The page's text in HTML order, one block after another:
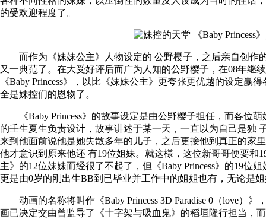
的受欢迎程度了。
而作为《妹妹公主》人物设定的 公野樱子，之后亲自创作
又一典范了。在大受好评后而广为人知的公野樱子，在08年继
《Baby Princess》，以比《妹妹公主》更夸张更优越的设定赢
全是妹控们的恩物了。
《Baby Princess》的故事设定是由公野樱子担任，而各位萌
的壬生夏生负责设计，故事讲述于某一天，一直以为自己是独
来到他面前说他是她失散多年的儿子，之后更接他到真正的家
他才意识到原来他还 有19位姐妹。就这様，这位新哥哥便要和
主》的12位妹妹而经很了不起了，但《Baby Princess》的19位
更是由0岁的刚出生BB到已毕业并工作中的姐姐也有，无论是
动画的名称将叫作《Baby Princess 3D Paradise 0（love）》
画已决定交由曾监导了《十字架与吸血鬼》的稻垣隆行担当，